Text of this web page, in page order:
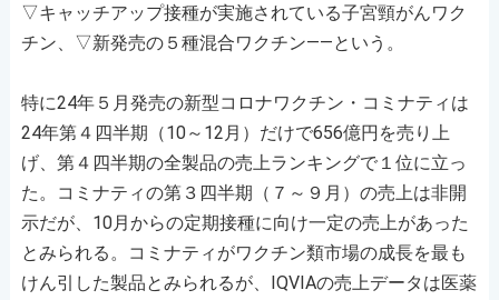
▽キャッチアップ接種が実施されている子宮頸がんワク
チン、▽新発売の５種混合ワクチン――という。
特に24年５月発売の新型コロナワクチン・コミナティは
24年第４四半期（10～12月）だけで656億円を売り上
げ、第４四半期の全製品の売上ランキングで１位に立っ
た。コミナティの第３四半期（７～９月）の売上は非開
示だが、10月からの定期接種に向け一定の売上があった
とみられる。コミナティがワクチン類市場の成長を最も
けん引した製品とみられるが、IQVIAの売上データは医薬